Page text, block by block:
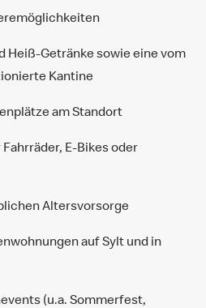
Heiß-Getränke sowie eine vom
Kantine
am Standort
E-Bikes oder
Altersvorsorge
auf Sylt und in
(u.a. Sommerfest,